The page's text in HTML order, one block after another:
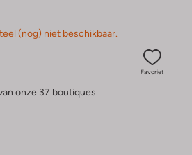
(nog) niet beschikbaar.
Favoriet
onze 37 boutiques